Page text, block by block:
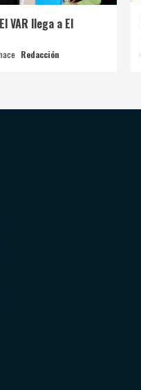
VAR llega a El
Redacción